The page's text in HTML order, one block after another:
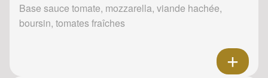
Base sauce tomate, mozzarella, viande hachée,
boursin, tomates fraîches